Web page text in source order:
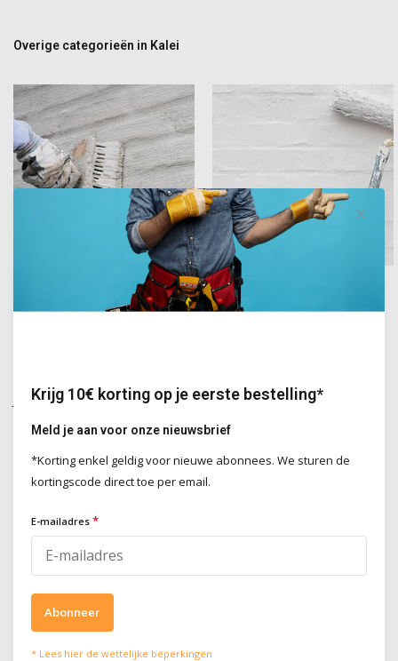
Overige categorieën in Kalei
Verf
Je gevel is gerenoveerd met kalei en je wil hem graag extra
beschermen? Je kan hem preventief behandelen tegen mos en
algen, tegen vlekken en andere invloeden van buitenaf, of je kan
hem impregneren zodat er een waterafstotende laag over komt.
Bekijk hier onze producten:
Krijg 10€ korting op je eerste bestelling*
Meld je aan voor onze nieuwsbrief
*Korting enkel geldig voor nieuwe abonnees. We sturen de
kortingscode direct toe per email.
E-mailadres *
Abonneer
* Lees hier de wettelijke beperkingen